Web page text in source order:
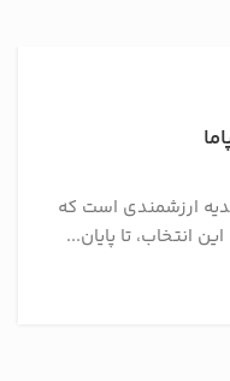
ارزشمندی است که
انتخاب، تا پایان...